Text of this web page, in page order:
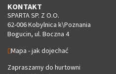
KONTAKT
SPARTA SP. Z O.O.
62-006 Kobylnica k\Poznania
Bogucin, ul. Boczna 4
Mapa - jak dojechać
Zapraszamy do hurtowni